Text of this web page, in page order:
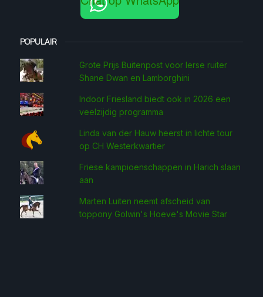
POPULAIR
Grote Prijs Buitenpost voor Ierse ruiter
Shane Dwan en Lamborghini
Indoor Friesland biedt ook in 2026 een
veelzijdig programma
Linda van der Hauw heerst in lichte tour
op CH Westerkwartier
Friese kampioenschappen in Harich slaan
aan
Marten Luiten neemt afscheid van
toppony Golwin's Hoeve's Movie Star